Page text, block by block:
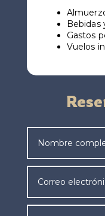
Bebidas
Gastos
Vuelos